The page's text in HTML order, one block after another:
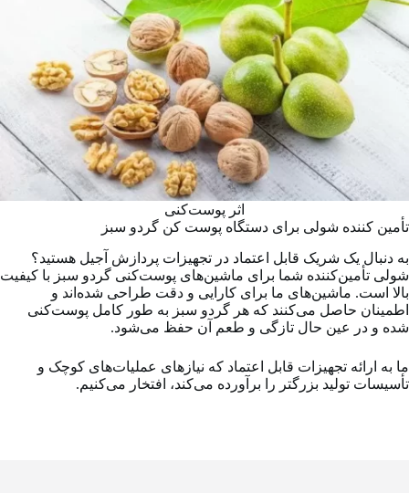
اثر پوست‌کنی
تأمین کننده شولی برای دستگاه پوست کن گردو سبز
به دنبال یک شریک قابل اعتماد در تجهیزات پردازش آجیل هستید؟
شولی تأمین‌کننده شما برای ماشین‌های پوست‌کنی گردو سبز با کیفیت
بالا است. ماشین‌های ما برای کارایی و دقت طراحی شده‌اند و
اطمینان حاصل می‌کنند که هر گردو سبز به طور کامل پوست‌کنی
شده و در عین حال تازگی و طعم آن حفظ می‌شود.
ما به ارائه تجهیزات قابل اعتماد که نیازهای عملیات‌های کوچک و
تأسیسات تولید بزرگتر را برآورده می‌کند، افتخار می‌کنیم.